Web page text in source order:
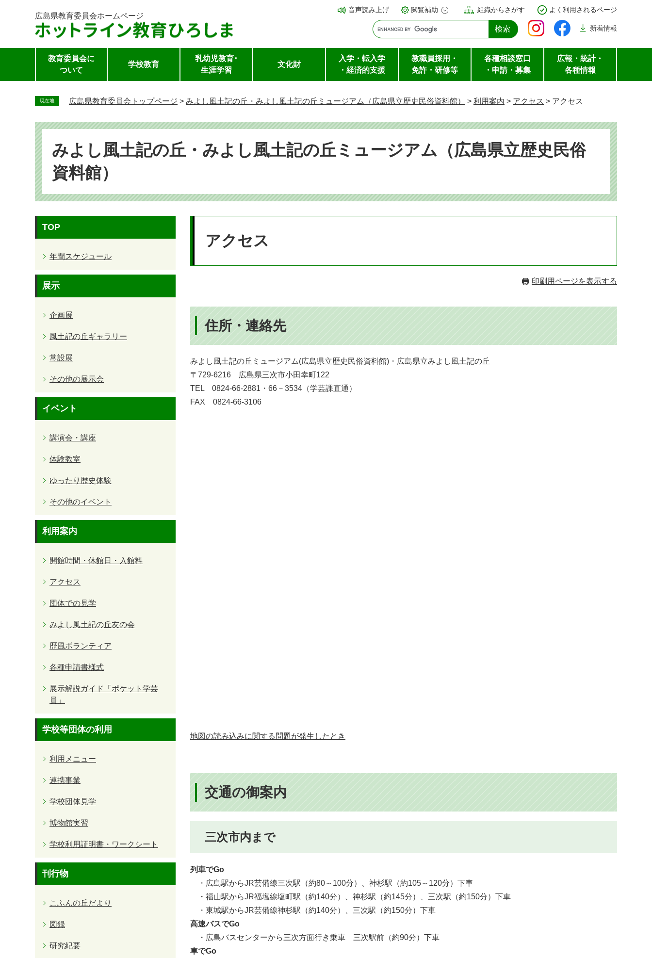
ー
し
広島県教育委員会ホームページ
音声読み上げ 閲覧補助 組織からさがす よく利用されるページ
新着情報
教育委員会に
ついて
学校教育
乳幼児教育･
生涯学習
文化財
入学・転入学
・経済的支援
教職員採用・
免許・研修等
各種相談窓口
・申請・募集
広報・統計・
各種情報
現在地 広島県教育委員会トップページ > みよし風土記の丘・みよし風土記の丘ミュージアム（広島県立歴史民俗資料館） > 利用案内 > アクセス > アクセス
みよし風土記の丘・みよし風土記の丘ミュージアム（広島県立歴史民俗
資料館）
アクセス
印刷用ページを表示する
住所・連絡先
みよし風土記の丘ミュージアム(広島県立歴史民俗資料館)・広島県立みよし風土記の丘
〒729-6216 広島県三次市小田幸町122
TEL 0824-66-2881・66－3534（学芸課直通）
FAX 0824-66-3106
地図の読み込みに関する問題が発生したとき
交通の御案内
三次市内まで
列車でGo
・広島駅からJR芸備線三次駅（約80～100分）、神杉駅（約105～120分）下車
・福山駅からJR福塩線塩町駅（約140分）、神杉駅（約145分）、三次駅（約150分）下車
・東城駅からJR芸備線神杉駅（約140分）、三次駅（約150分）下車
高速バスでGo
・広島バスセンターから三次方面行き乗車 三次駅前（約90分）下車
車でGo
TOP
年間スケジュール
展示
企画展
風土記の丘ギャラリー
常設展
その他の展示会
イベント
講演会・講座
体験教室
ゆったり歴史体験
その他のイベント
利用案内
開館時間・休館日・入館料
アクセス
団体での見学
みよし風土記の丘友の会
歴風ボランティア
各種申請書様式
展示解説ガイド「ポケット学芸
員」
学校等団体の利用
利用メニュー
連携事業
学校団体見学
博物館実習
学校利用証明書・ワークシート
刊行物
こふんの丘だより
図録
研究紀要